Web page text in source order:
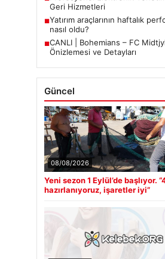
Geri Hizmetleri
■Yatırım araçlarının haftalık
nasıl oldu?
■CANLI | Bohemians – FC
Önizlemesi ve Detayları
Güncel
08/08/2026
Yeni sezon 1 Eylül’de başlıyor.
hazırlanıyoruz, işaretler iyi”